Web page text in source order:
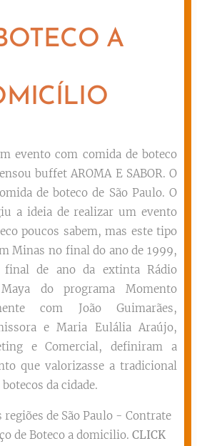
A
evento com comida de boteco
buffet AROMA E SABOR. O
de boteco de São Paulo. O
a ideia de realizar um evento
poucos sabem, mas este tipo
Minas no final do ano de 1999,
de ano da extinta Rádio
do programa Momento
com João Guimarães,
e Maria Eulália Araújo,
e Comercial, definiram a
que valorizasse a tradicional
da cidade.
regiões de São Paulo - Contrate
de Boteco a domicilio. CLICK